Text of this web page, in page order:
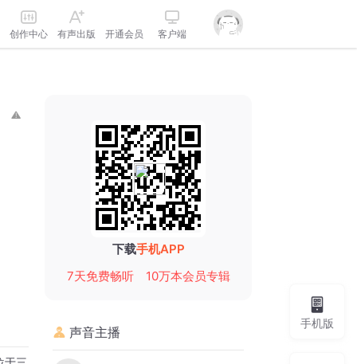
创作中心 有声出版 开通会员 客户端
下载手机APP
7天免费畅听
10万本会员专辑
声音主播
手机版